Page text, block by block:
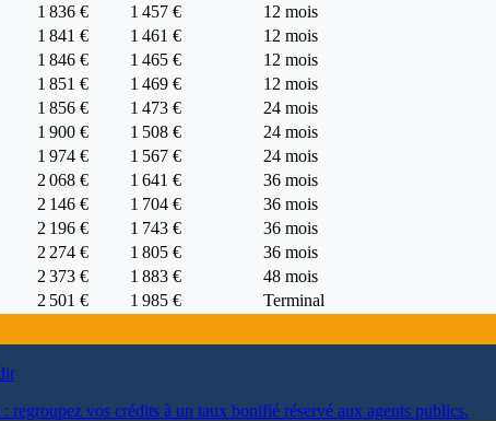
1 836 € 1 457 €
12 mois
1 841 € 1 461 €
12 mois
1 846 € 1 465 €
12 mois
1 851 € 1 469 €
12 mois
1 856 € 1 473 €
24 mois
1 900 € 1 508 €
24 mois
1 974 € 1 567 €
24 mois
2 068 € 1 641 €
36 mois
2 146 € 1 704 €
36 mois
2 196 € 1 743 €
36 mois
2 274 € 1 805 €
36 mois
2 373 € 1 883 €
48 mois
2 501 € 1 985 € Terminal
regroupez vos crédits à un taux bonifié réservé aux agents publics.